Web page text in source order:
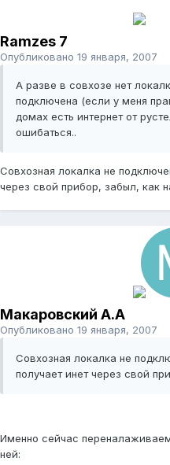
Ramzes 7
Опубликовано 19 января, 2007
А разве в совхозе нет
подключена (если у меня
домах есть интернет от
ошибаться..
Совхозная локалка не
через свой прибор, забыл, как
Макаровский А.А
Опубликовано 19 января, 2007
Совхозная локалка не
получает инет через свой
Именно сейчас
ней: